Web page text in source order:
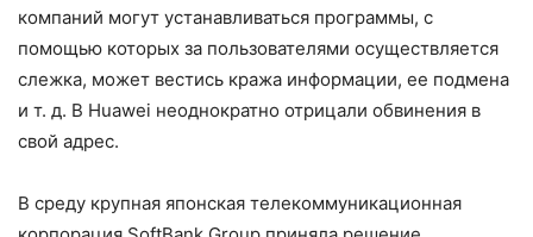
компаний могут устанавливаться программы, с
помощью которых за пользователями осуществляется
слежка, может вестись кража информации, ее подмена
и т. д. В Huawei неоднократно отрицали обвинения в
свой адрес.
В среду крупная японская телекоммуникационная